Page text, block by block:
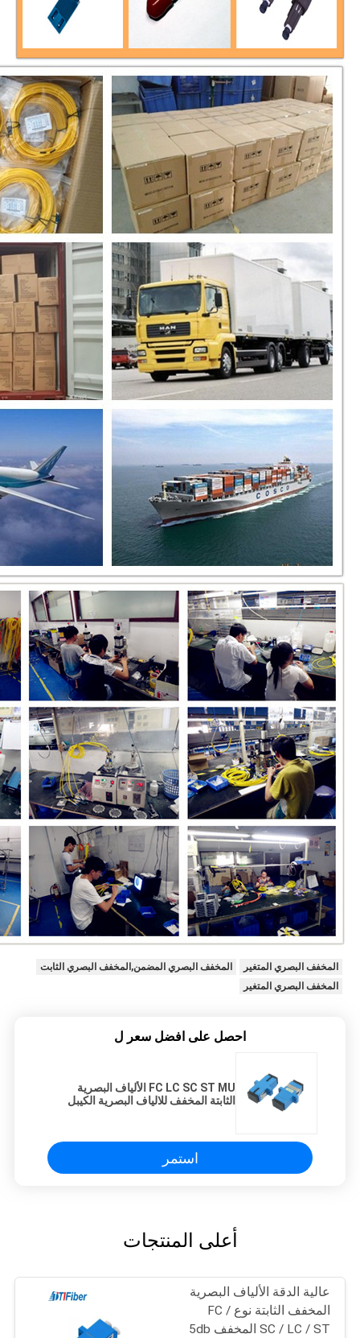
المخفف البصري المتغير
المخفف البصري المضمن,المخفف البصري الثابت
المخفف البصري المتغير
احصل على افضل سعر ل
FC LC SC ST MU الألياف البصرية
الثابتة المخفف للالياف البصرية الكيبل
استمر
أعلى المنتجات
عالية الدقة الألياف البصرية
المخفف الثابتة نوع FC /
SC / LC / ST المخفف 5db